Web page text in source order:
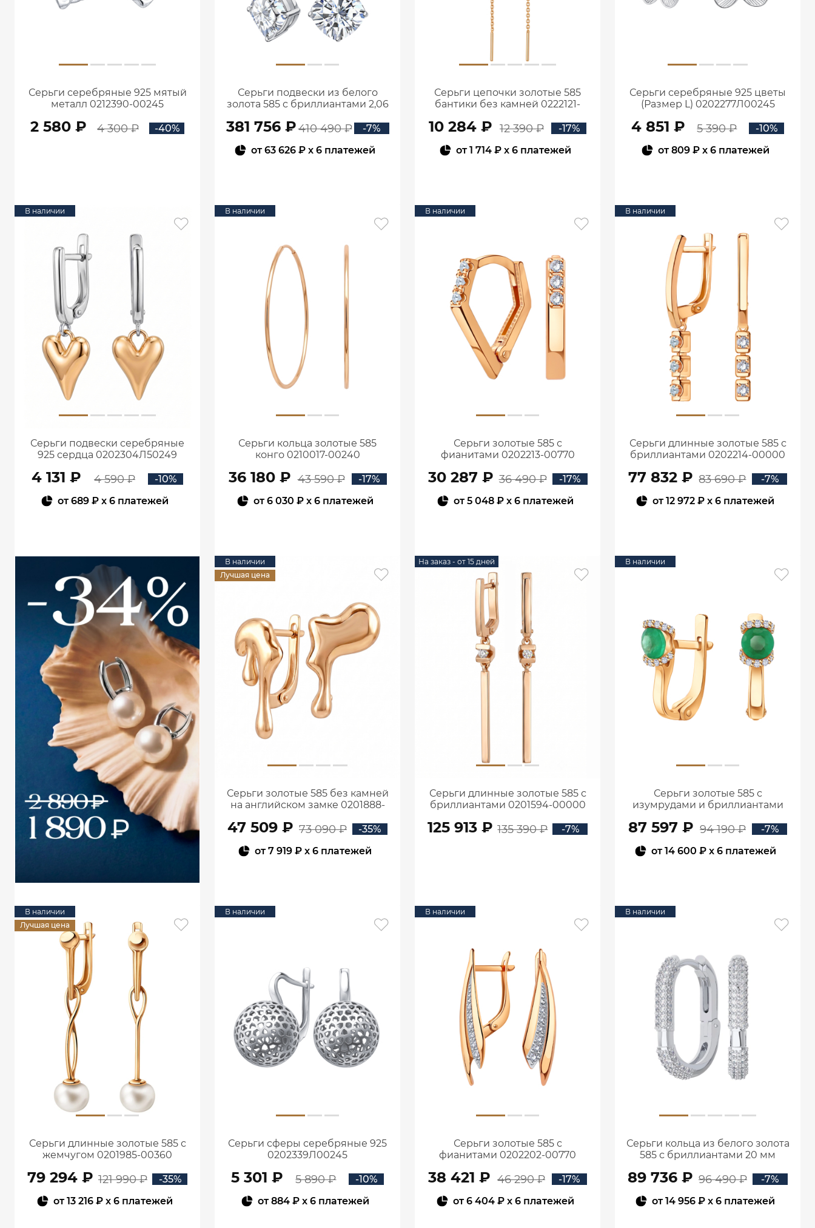
Серьги серебряные 925 мятый
металл 0212390-00245
2 580 ₽ 4 300 ₽ -40%
Серьги подвески из белого
золота 585 с бриллиантами 2,06
381 756 ₽410 490 ₽
-7%
от63 626 ₽ x 6 платежей
Серьги цепочки золотые 585
бантики без камней 0222121-
10 284 ₽ 12 390 ₽
-17%
от1 714 ₽x 6 платежей
Серьги серебряные 925 цветы
(Размер L) 0202277Л00245
4 851 ₽ 5 390 ₽
-10%
от809 ₽x 6 платежей
В наличии
Серьги подвески серебряные
925 сердца 0202304Л50249
4 131 ₽ 4 590 ₽
-10%
от689 ₽ x 6 платежей
В наличии
Серьги кольца золотые 585
конго 0210017-00240
36 180 ₽ 43 590 ₽
-17%
от6 030 ₽x 6 платежей
В наличии
Серьги золотые 585 с
фианитами 0202213-00770
30 287 ₽ 36 490 ₽
-17%
от5 048 ₽x 6 платежей
В наличии
Серьги длинные золотые 585 с
бриллиантами 0202214-00000
77 832 ₽ 83 690 ₽
-7%
от12 972 ₽ x 6 платежей
В наличии
Лучшая цена
Серьги золотые 585 без камней
на английском замке 0201888-
47 509 ₽ 73 090 ₽
-35%
от7 919 ₽ x 6 платежей
На заказ - от 15 дней
Серьги длинные золотые 585 с
бриллиантами 0201594-00000
125 913 ₽ 135 390 ₽ -7%
В наличии
Серьги золотые 585 с
изумрудами и бриллиантами
87 597 ₽ 94 190 ₽
-7%
от14 600 ₽x 6 платежей
В наличии
Лучшая цена
Серьги длинные золотые 585 с
жемчугом 0201985-00360
79 294 ₽ 121 990 ₽
-35%
от13 216 ₽ x 6 платежей
В наличии
Серьги сферы серебряные 925
0202339Л00245
5 301 ₽ 5 890 ₽
-10%
от884 ₽x 6 платежей
В наличии
Серьги золотые 585 с
фианитами 0202202-00770
38 421 ₽ 46 290 ₽
-17%
от6 404 ₽x 6 платежей
В наличии
Серьги кольца из белого золота
585 с бриллиантами 20 мм
89 736 ₽ 96 490 ₽
-7%
от14 956 ₽ x 6 платежей